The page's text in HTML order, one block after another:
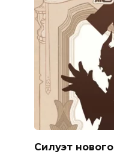
Силуэт